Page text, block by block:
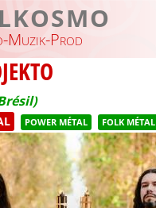
Muzik-Prod
POWER MÉTAL FOLK MÉTAL